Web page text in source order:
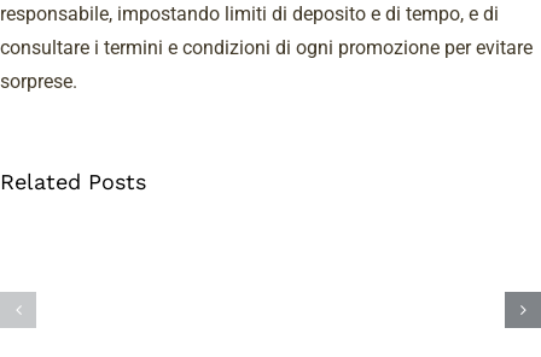
responsabile, impostando limiti di deposito e di tempo, e di
consultare i termini e condizioni di ogni promozione per evitare
sorprese.
Related Posts